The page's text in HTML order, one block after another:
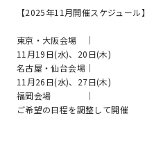
【2025年11月開催スケジュール】
東京・大阪会場 ｜
11月19日(水)、20日(木)
名古屋・仙台会場｜
11月26日(水)、27日(木)
福岡会場 ｜
ご希望の日程を調整して開催